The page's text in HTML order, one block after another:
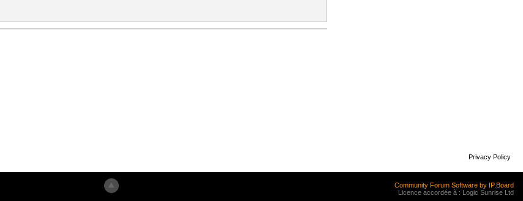
Privacy Policy
Community Forum Software by IP.Board
Licence accordée à : Logic Sunrise Ltd